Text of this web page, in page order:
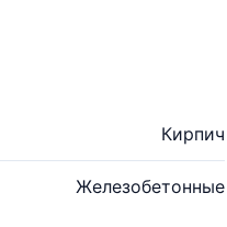
Кирпич
Железобетонные